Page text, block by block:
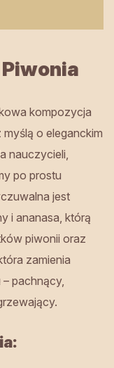
kompozycja
o eleganckim
nauczycieli,
po prostu
jest
i ananasa, którą
piwonii oraz
zamienia
– pachnący,